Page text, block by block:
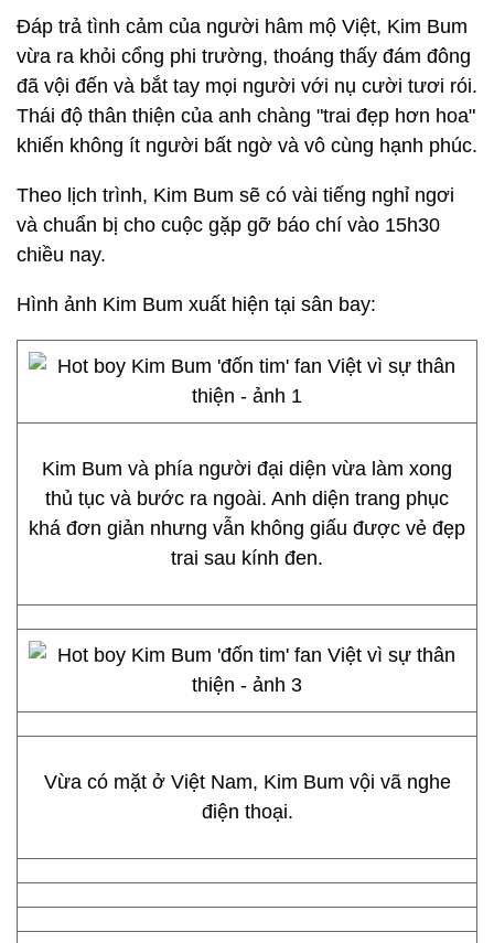
Đáp trả tình cảm của người hâm mộ Việt, Kim Bum
vừa ra khỏi cổng phi trường, thoáng thấy đám đông
đã vội đến và bắt tay mọi người với nụ cười tươi rói.
Thái độ thân thiện của anh chàng "trai đẹp hơn hoa"
khiến không ít người bất ngờ và vô cùng hạnh phúc.
Theo lịch trình, Kim Bum sẽ có vài tiếng nghỉ ngơi
và chuẩn bị cho cuộc gặp gỡ báo chí vào 15h30
chiều nay.
Hình ảnh Kim Bum xuất hiện tại sân bay:
Kim Bum và phía người đại diện vừa làm xong
thủ tục và bước ra ngoài. Anh diện trang phục
khá đơn giản nhưng vẫn không giấu được vẻ đẹp
trai sau kính đen.
Vừa có mặt ở Việt Nam, Kim Bum vội vã nghe
điện thoại.